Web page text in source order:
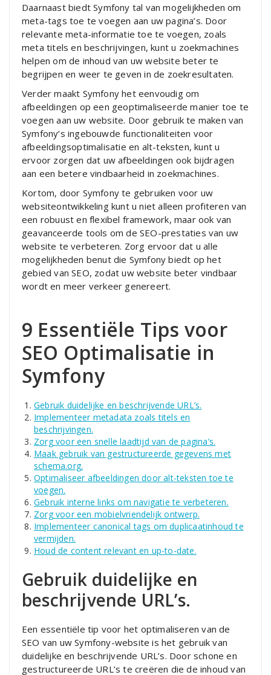
Daarnaast biedt Symfony tal van mogelijkheden om
meta-tags toe te voegen aan uw pagina’s. Door
relevante meta-informatie toe te voegen, zoals
meta titels en beschrijvingen, kunt u zoekmachines
helpen om de inhoud van uw website beter te
begrijpen en weer te geven in de zoekresultaten.
Verder maakt Symfony het eenvoudig om
afbeeldingen op een geoptimaliseerde manier toe te
voegen aan uw website. Door gebruik te maken van
Symfony’s ingebouwde functionaliteiten voor
afbeeldingsoptimalisatie en alt-teksten, kunt u
ervoor zorgen dat uw afbeeldingen ook bijdragen
aan een betere vindbaarheid in zoekmachines.
Kortom, door Symfony te gebruiken voor uw
websiteontwikkeling kunt u niet alleen profiteren van
een robuust en flexibel framework, maar ook van
geavanceerde tools om de SEO-prestaties van uw
website te verbeteren. Zorg ervoor dat u alle
mogelijkheden benut die Symfony biedt op het
gebied van SEO, zodat uw website beter vindbaar
wordt en meer verkeer genereert.
9 Essentiële Tips voor
SEO Optimalisatie in
Symfony
Gebruik duidelijke en beschrijvende URL’s.
Implementeer metadata zoals titels en
beschrijvingen.
Zorg voor een snelle laadtijd van de pagina’s.
Maak gebruik van gestructureerde gegevens met
schema.org.
Optimaliseer afbeeldingen door alt-teksten toe te
voegen.
Gebruik interne links om navigatie te verbeteren.
Zorg voor een mobielvriendelijk ontwerp.
Implementeer canonical tags om duplicaatinhoud te
vermijden.
Houd de content relevant en up-to-date.
Gebruik duidelijke en
beschrijvende URL’s.
Een essentiële tip voor het optimaliseren van de
SEO van uw Symfony-website is het gebruik van
duidelijke en beschrijvende URL’s. Door schone en
gestructureerde URL’s te creëren die de inhoud van